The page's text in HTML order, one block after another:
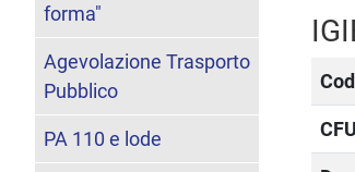
CFU
forma"
Agevolazione Trasporto
Pubblico
PA 110 e lode